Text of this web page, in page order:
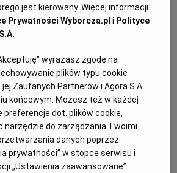
wykonawcy jest zgodna z
jest kierowany. Więcej informacji
Prywatności Wyborcza.pl i Polityce
wyrażasz zgodę na
plików typu cookie
jej Zaufanych Partnerów i Agora S.A.
końcowym. Możesz też w każdej
preferencje dot. plików cookie,
narzędzie do zarządzania Twoimi
danych poprzez
prywatności” w stopce serwisu i
„Ustawienia zaawansowane”.